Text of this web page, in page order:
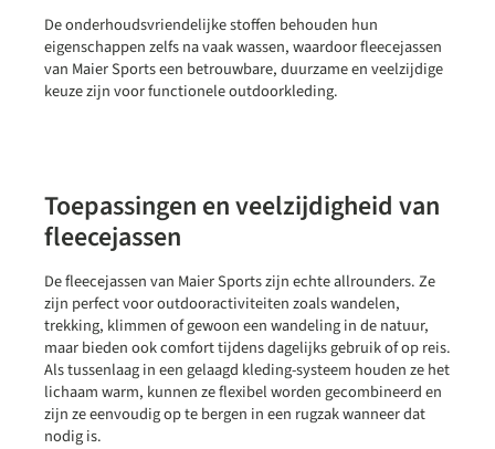
De onderhoudsvriendelijke stoffen behouden hun
eigenschappen zelfs na vaak wassen, waardoor fleecejassen
van Maier Sports een betrouwbare, duurzame en veelzijdige
keuze zijn voor functionele outdoorkleding.
Toepassingen en veelzijdigheid van
fleecejassen
De fleecejassen van Maier Sports zijn echte allrounders. Ze
zijn perfect voor outdooractiviteiten zoals wandelen,
trekking, klimmen of gewoon een wandeling in de natuur,
maar bieden ook comfort tijdens dagelijks gebruik of op reis.
Als tussenlaag in een gelaagd kleding-systeem houden ze het
lichaam warm, kunnen ze flexibel worden gecombineerd en
zijn ze eenvoudig op te bergen in een rugzak wanneer dat
nodig is.